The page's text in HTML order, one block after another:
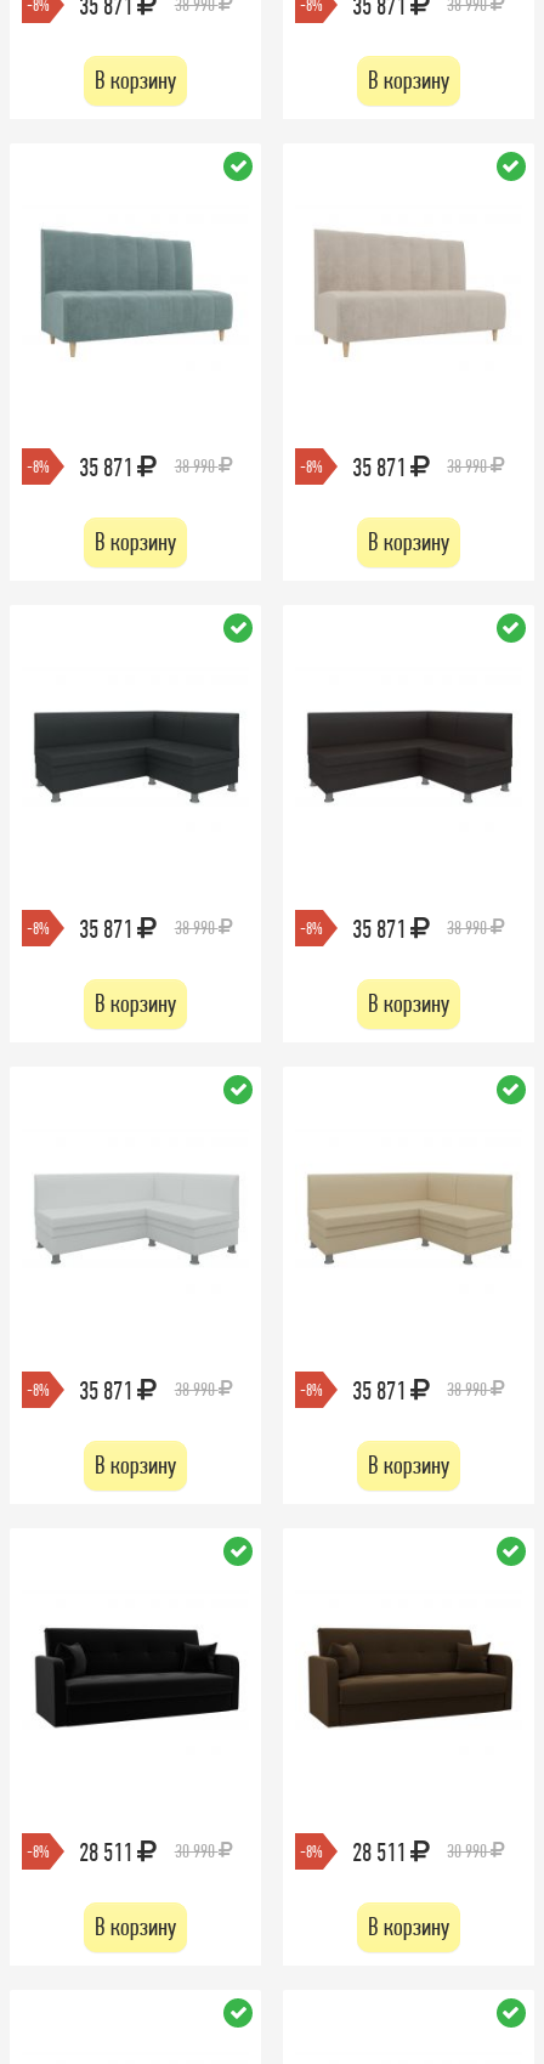
-8%
В корзину
-8%
В корзину
-8% 35 871 38 990
В корзину
-8% 35 871 38 990
В корзину
-8% 35 871 38 990
В корзину
-8% 35 871 38 990
В корзину
-8% 35 871 38 990
В корзину
-8% 35 871 38 990
В корзину
-8% 28 511 30 990
В корзину
-8% 28 511 30 990
В корзину